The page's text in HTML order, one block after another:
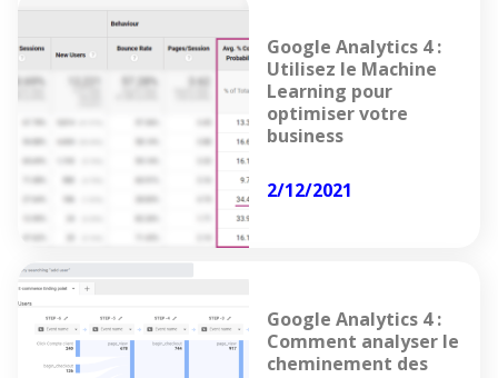
Google Analytics 4 :
Utilisez le Machine
Learning pour
optimiser votre
business
2/12/2021
Google Analytics 4 :
Comment analyser le
cheminement des